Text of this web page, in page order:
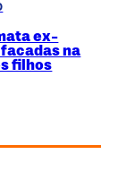
ex-
na
filhos